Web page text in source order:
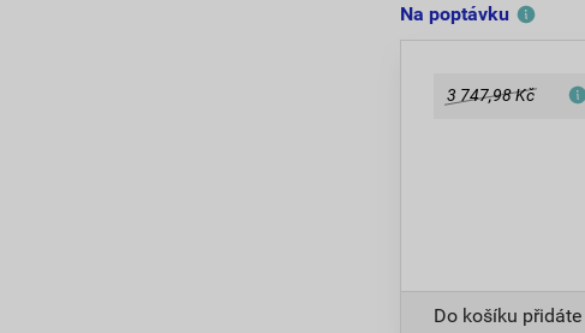
Na poptávku
3 747,98 Kč
Do košíku přidáte